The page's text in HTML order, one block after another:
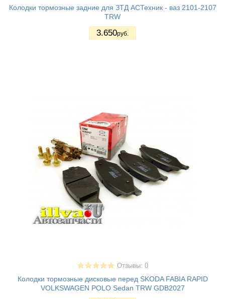
Колодки тормозные задние для ЗТД АСТехник - ваз 2101-2107
TRW
3.650руб.
Отзывы: 0
Колодки тормозные дисковые перед SKODA FABIA RAPID
VOLKSWAGEN POLO Sedan TRW GDB2027